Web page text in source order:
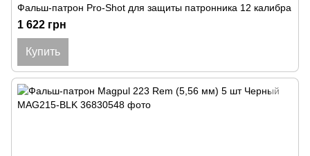
Фальш-патрон Pro-Shot для защиты патронника 12 калибра
1 622 грн
Купить